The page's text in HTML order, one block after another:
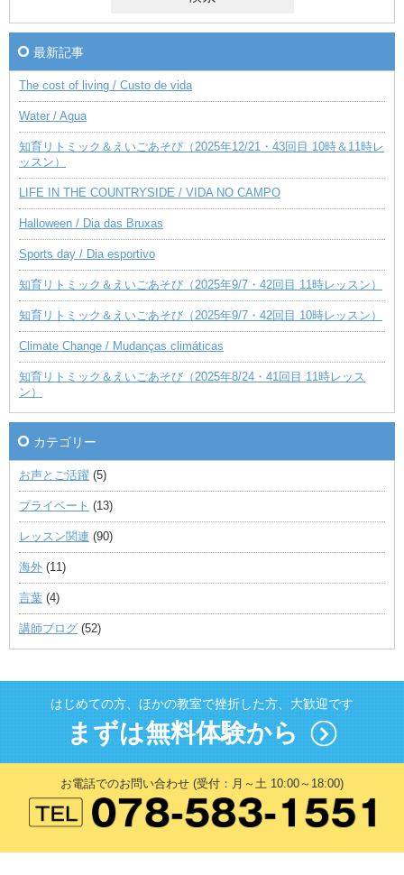
最新記事
The cost of living / Custo de vida
Water / Agua
知育リトミック＆えいごあそび（2025年12/21・43回目 10時＆11時レ
ッスン）
LIFE IN THE COUNTRYSIDE / VIDA NO CAMPO
Halloween / Dia das Bruxas
Sports day / Dia esportivo
知育リトミック＆えいごあそび（2025年9/7・42回目 11時レッスン）
知育リトミック＆えいごあそび（2025年9/7・42回目 10時レッスン）
Climate Change / Mudanças climáticas
知育リトミック＆えいごあそび（2025年8/24・41回目 11時レッス
ン）
カテゴリー
お声とご活躍 (5)
プライベート (13)
レッスン関連 (90)
海外 (11)
言葉 (4)
講師ブログ (52)
はじめての方、ほかの教室で挫折した方、大歓迎です
まずは無料体験から
お電話でのお問い合わせ (受付：月～土 10:00～18:00)